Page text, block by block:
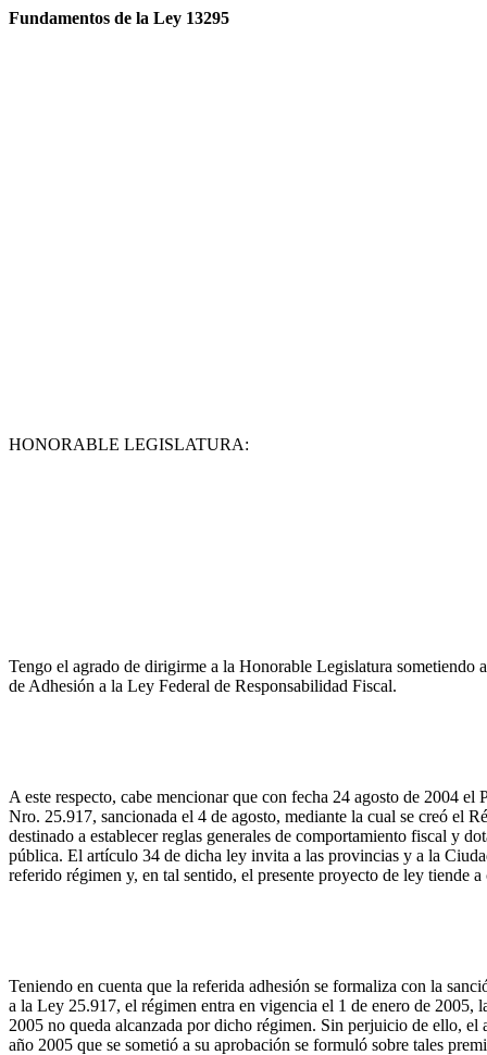
Fundamentos de la Ley 13295
HONORABLE LEGISLATURA:
Tengo el agrado de dirigirme a la Honorable Legislatura sometiendo
de Adhesión a la Ley Federal de Responsabilidad Fiscal.
A este respecto, cabe mencionar que con fecha 24 agosto de 2004
Nro. 25.917, sancionada el 4 de agosto, mediante la cual se creó el
destinado a establecer reglas generales de comportamiento fiscal y
pública. El artículo 34 de dicha ley invita a las provincias y a la
referido régimen y, en tal sentido, el presente proyecto de ley tiende
Teniendo en cuenta que la referida adhesión se formaliza con la
a la Ley 25.917, el régimen entra en vigencia el 1 de enero de 2005,
2005 no queda alcanzada por dicho régimen. Sin perjuicio de ello, el
año 2005 que se sometió a su aprobación se formuló sobre tales